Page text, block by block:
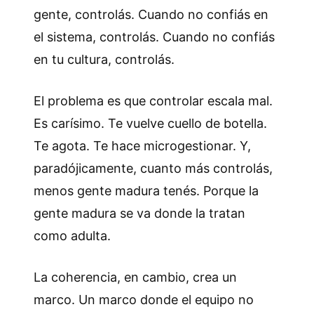
gente, controlás. Cuando no confiás en
el sistema, controlás. Cuando no confiás
en tu cultura, controlás.
El problema es que controlar escala mal.
Es carísimo. Te vuelve cuello de botella.
Te agota. Te hace microgestionar. Y,
paradójicamente, cuanto más controlás,
menos gente madura tenés. Porque la
gente madura se va donde la tratan
como adulta.
La coherencia, en cambio, crea un
marco. Un marco donde el equipo no